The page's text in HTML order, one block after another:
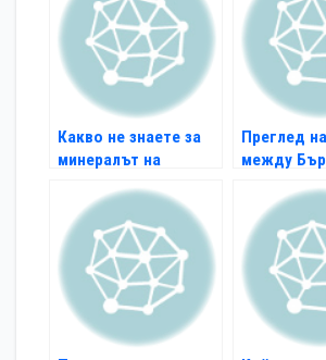
Какво не знаете за
минералът на
красотата?
Преглед
между